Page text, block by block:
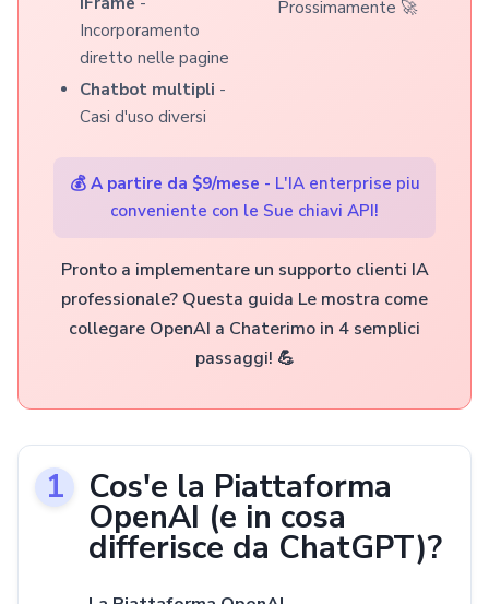
Incorporamento
diretto nelle pagine
Chatbot multipli -
Casi d'uso diversi
Prossimamente 🚀
💰 A partire da $9/mese - L'IA enterprise piu
conveniente con le Sue chiavi API!
Pronto a implementare un supporto clienti IA
professionale? Questa guida Le mostra come
collegare OpenAI a Chaterimo in 4 semplici
passaggi! 💪
Cos'e la Piattaforma
OpenAI (e in cosa
differisce da ChatGPT)?